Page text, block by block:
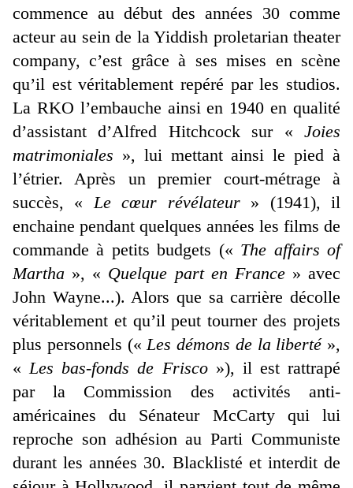
commence au début des années 30 comme
acteur au sein de la Yiddish proletarian theater
company, c’est grâce à ses mises en scène
qu’il est véritablement repéré par les studios.
La RKO l’embauche ainsi en 1940 en qualité
d’assistant d’Alfred Hitchcock sur « Joies
matrimoniales », lui mettant ainsi le pied à
l’étrier. Après un premier court-métrage à
succès, « Le cœur révélateur» (1941), il
enchaine pendant quelques années les films de
commande à petits budgets (« The affairs of
Martha », « Quelque part en France» avec
John Wayne...). Alors que sa carrière décolle
véritablement et qu’il peut tourner des projets
plus personnels (« Les démons de la liberté»,
« Les bas-fonds de Frisco »), il est rattrapé
par la Commission des activités anti-
américaines du Sénateur McCarty qui lui
reproche son adhésion au Parti Communiste
durant les années 30. Blacklisté et interdit de